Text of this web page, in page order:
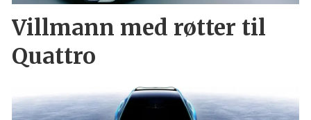
Villmann med røtter til
Quattro